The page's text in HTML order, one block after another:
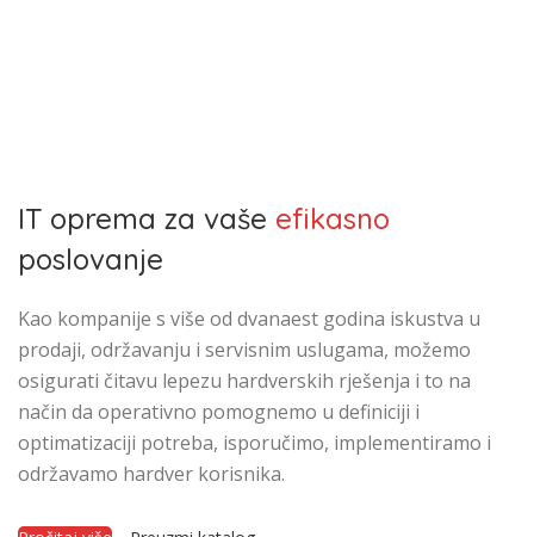
IT oprema za vaše efikasno
poslovanje
Kao kompanije s više od dvanaest godina iskustva u
prodaji, održavanju i servisnim uslugama, možemo
osigurati čitavu lepezu hardverskih rješenja i to na
način da operativno pomognemo u definiciji i
optimatizaciji potreba, isporučimo, implementiramo i
održavamo hardver korisnika.